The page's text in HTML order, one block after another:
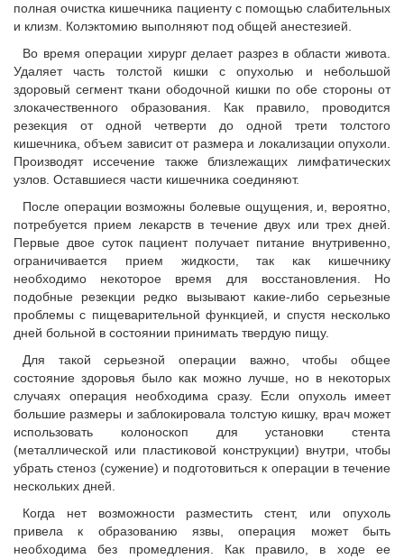
полная очистка кишечника пациенту с помощью слабительных
и клизм. Колэктомию выполняют под общей анестезией.
Во время операции хирург делает разрез в области живота.
Удаляет часть толстой кишки с опухолью и небольшой
здоровый сегмент ткани ободочной кишки по обе стороны от
злокачественного образования. Как правило, проводится
резекция от одной четверти до одной трети толстого
кишечника, объем зависит от размера и локализации опухоли.
Производят иссечение также близлежащих лимфатических
узлов. Оставшиеся части кишечника соединяют.
После операции возможны болевые ощущения, и, вероятно,
потребуется прием лекарств в течение двух или трех дней.
Первые двое суток пациент получает питание внутривенно,
ограничивается прием жидкости, так как кишечнику
необходимо некоторое время для восстановления. Но
подобные резекции редко вызывают какие-либо серьезные
проблемы с пищеварительной функцией, и спустя несколько
дней больной в состоянии принимать твердую пищу.
Для такой серьезной операции важно, чтобы общее
состояние здоровья было как можно лучше, но в некоторых
случаях операция необходима сразу. Если опухоль имеет
большие размеры и заблокировала толстую кишку, врач может
использовать колоноскоп для установки стента
(металлической или пластиковой конструкции) внутри, чтобы
убрать стеноз (сужение) и подготовиться к операции в течение
нескольких дней.
Когда нет возможности разместить стент, или опухоль
привела к образованию язвы, операция может быть
необходима без промедления. Как правило, в ходе ее